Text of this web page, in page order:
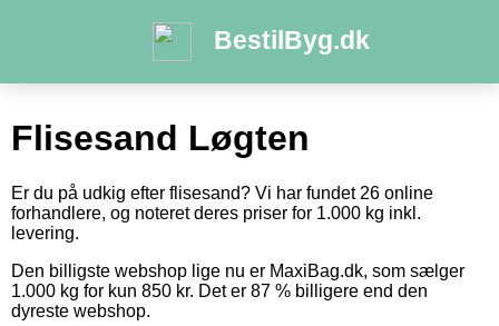
BestilByg.dk
Flisesand Løgten
Er du på udkig efter flisesand? Vi har fundet 26 online
forhandlere, og noteret deres priser for 1.000 kg inkl.
levering.
Den billigste webshop lige nu er MaxiBag.dk, som sælger
1.000 kg for kun 850 kr. Det er 87 % billigere end den
dyreste webshop.